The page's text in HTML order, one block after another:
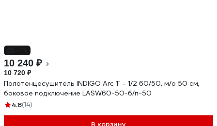
10 240 ₽
10 720 ₽
Полотенцесушитель INDIGO Arc 1" - 1/2 60/50, м/о 50 см,
боковое подключение LASW60-50-б/п-50
4.8(14)
В корзину